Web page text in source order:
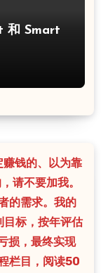
和 Smart
钱的、以为靠
请不要加我。
的需求。我的
标，按年评估
损，最终实现
栏目，阅读50